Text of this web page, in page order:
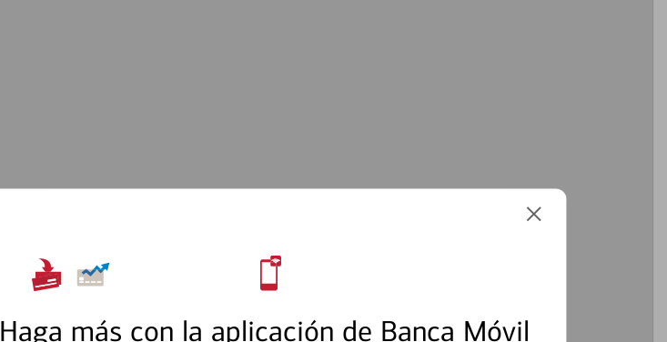
Haga más con la aplicación de Banca Móvil